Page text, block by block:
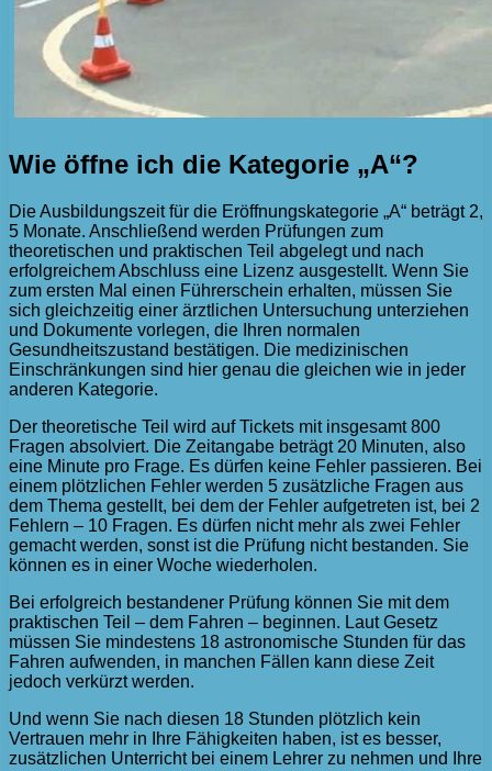
Wie öffne ich die Kategorie „A“?
Die Ausbildungszeit für die Eröffnungskategorie „A“ beträgt 2,
5 Monate. Anschließend werden Prüfungen zum
theoretischen und praktischen Teil abgelegt und nach
erfolgreichem Abschluss eine Lizenz ausgestellt. Wenn Sie
zum ersten Mal einen Führerschein erhalten, müssen Sie
sich gleichzeitig einer ärztlichen Untersuchung unterziehen
und Dokumente vorlegen, die Ihren normalen
Gesundheitszustand bestätigen. Die medizinischen
Einschränkungen sind hier genau die gleichen wie in jeder
anderen Kategorie.
Der theoretische Teil wird auf Tickets mit insgesamt 800
Fragen absolviert. Die Zeitangabe beträgt 20 Minuten, also
eine Minute pro Frage. Es dürfen keine Fehler passieren. Bei
einem plötzlichen Fehler werden 5 zusätzliche Fragen aus
dem Thema gestellt, bei dem der Fehler aufgetreten ist, bei 2
Fehlern – 10 Fragen. Es dürfen nicht mehr als zwei Fehler
gemacht werden, sonst ist die Prüfung nicht bestanden. Sie
können es in einer Woche wiederholen.
Bei erfolgreich bestandener Prüfung können Sie mit dem
praktischen Teil – dem Fahren – beginnen. Laut Gesetz
müssen Sie mindestens 18 astronomische Stunden für das
Fahren aufwenden, in manchen Fällen kann diese Zeit
jedoch verkürzt werden.
Und wenn Sie nach diesen 18 Stunden plötzlich kein
Vertrauen mehr in Ihre Fähigkeiten haben, ist es besser,
zusätzlichen Unterricht bei einem Lehrer zu nehmen und Ihre